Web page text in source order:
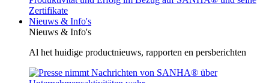
Nieuws & Info's
Nieuws & Info's
Al het huidige productnieuws, rapporten en persberichten